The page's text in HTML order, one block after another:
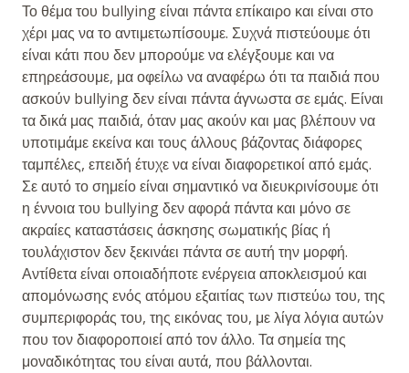
Το θέμα του bullying είναι πάντα επίκαιρο και είναι στο
χέρι μας να το αντιμετωπίσουμε. Συχνά πιστεύουμε ότι
είναι κάτι που δεν μπορούμε να ελέγξουμε και να
επηρεάσουμε, μα οφείλω να αναφέρω ότι τα παιδιά που
ασκούν bullying δεν είναι πάντα άγνωστα σε εμάς. Είναι
τα δικά μας παιδιά, όταν μας ακούν και μας βλέπουν να
υποτιμάμε εκείνα και τους άλλους βάζοντας διάφορες
ταμπέλες, επειδή έτυχε να είναι διαφορετικοί από εμάς.
Σε αυτό το σημείο είναι σημαντικό να διευκρινίσουμε ότι
η έννοια του bullying δεν αφορά πάντα και μόνο σε
ακραίες καταστάσεις άσκησης σωματικής βίας ή
τουλάχιστον δεν ξεκινάει πάντα σε αυτή την μορφή.
Αντίθετα είναι οποιαδήποτε ενέργεια αποκλεισμού και
απομόνωσης ενός ατόμου εξαιτίας των πιστεύω του, της
συμπεριφοράς του, της εικόνας του, με λίγα λόγια αυτών
που τον διαφοροποιεί από τον άλλο. Τα σημεία της
μοναδικότητας του είναι αυτά, που βάλλονται.